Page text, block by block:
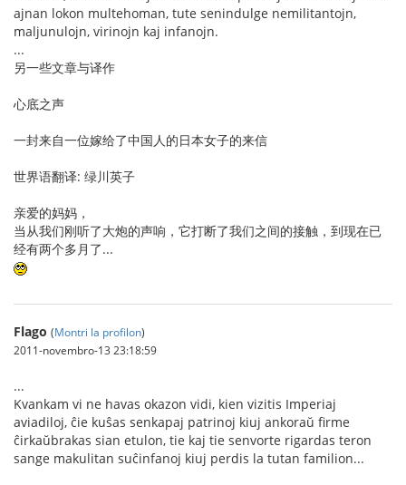
ajnan lokon multehoman, tute senindulge nemilitantojn,
maljunulojn, virinojn kaj infanojn.
...
另一些文章与译作
心底之声
一封来自一位嫁给了中国人的日本女子的来信
世界语翻译: 绿川英子
亲爱的妈妈，
当从我们刚听了大炮的声响，它打断了我们之间的接触，到现在已
经有两个多月了...
Flago (Montri la profilon)
2011-novembro-13 23:18:59
...
Kvankam vi ne havas okazon vidi, kien vizitis Imperiaj
aviadiloj, ĉie kuŝas senkapaj patrinoj kiuj ankoraŭ firme
ĉirkaŭbrakas sian etulon, tie kaj tie senvorte rigardas teron
sange makulitan suĉinfanoj kiuj perdis la tutan familion...